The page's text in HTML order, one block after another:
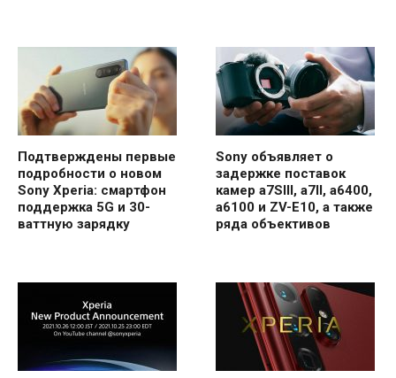
Подтверждены первые
подробности о новом
Sony Xperia: смартфон
поддержка 5G и 30-
ваттную зарядку
Sony объявляет о
задержке поставок
камер a7SIII, a7II, a6400,
a6100 и ZV-E10, а также
ряда объективов